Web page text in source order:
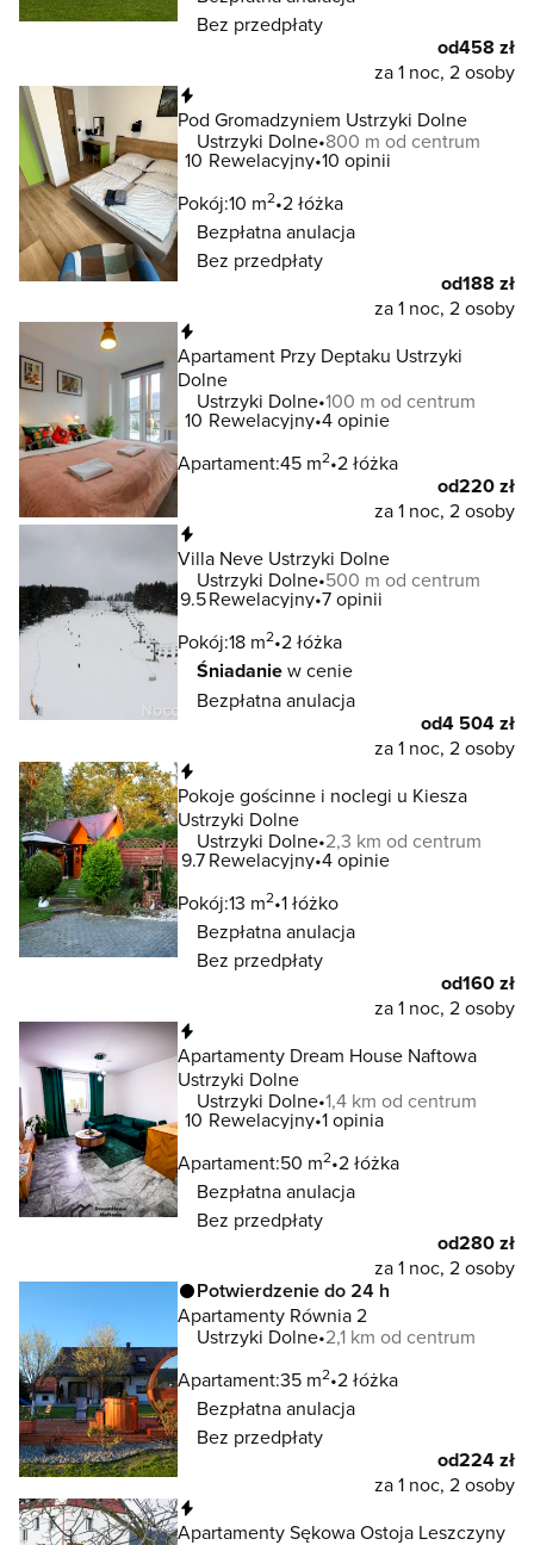
Bez przedpłaty
od458 zł
za 1 noc, 2 osoby
Pod Gromadzyniem Ustrzyki Dolne
Ustrzyki Dolne 800 m od centrum
10 Rewelacyjny 10 opinii
Pokój:10 m2 2 łóżka
Bezpłatna anulacja
Bez przedpłaty
od188 zł
za 1 noc, 2 osoby
Apartament Przy Deptaku Ustrzyki
Dolne
Ustrzyki Dolne 100 m od centrum
10 Rewelacyjny 4 opinie
Apartament:45 m2 2 łóżka
od220 zł
za 1 noc, 2 osoby
Villa Neve Ustrzyki Dolne
Ustrzyki Dolne 500 m od centrum
9.5Rewelacyjny 7 opinii
Pokój:18 m2 2 łóżka
Śniadaniew cenie
Bezpłatna anulacja
od4 504 zł
za 1 noc, 2 osoby
Pokoje gościnne i noclegi u Kiesza
Ustrzyki Dolne
Ustrzyki Dolne 2,3 km od centrum
9.7Rewelacyjny 4 opinie
Pokój:13 m2 1 łóżko
Bezpłatna anulacja
Bez przedpłaty
od160 zł
za 1 noc, 2 osoby
Apartamenty Dream House Naftowa
Ustrzyki Dolne
Ustrzyki Dolne 1,4 km od centrum
10 Rewelacyjny 1 opinia
Apartament:50 m2 2 łóżka
Bezpłatna anulacja
Bez przedpłaty
od280 zł
za 1 noc, 2 osoby
Potwierdzenie do 24 h
Apartamenty Równia 2
Ustrzyki Dolne 2,1 km od centrum
Apartament:35 m2 2 łóżka
Bezpłatna anulacja
Bez przedpłaty
od224 zł
za 1 noc, 2 osoby
Apartamenty Sękowa Ostoja Leszczyny